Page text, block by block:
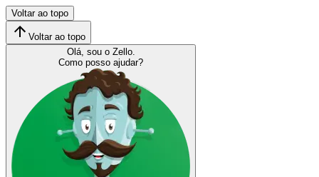
Voltar ao topo
Voltar ao topo
Olá, sou o Zello.
Como posso ajudar?